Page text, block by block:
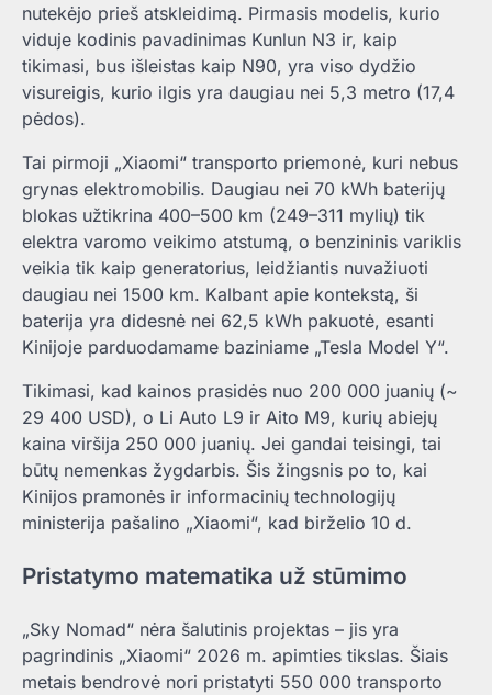
nutekėjo prieš atskleidimą. Pirmasis modelis, kurio
viduje kodinis pavadinimas Kunlun N3 ir, kaip
tikimasi, bus išleistas kaip N90, yra viso dydžio
visureigis, kurio ilgis yra daugiau nei 5,3 metro (17,4
pėdos).
Tai pirmoji „Xiaomi“ transporto priemonė, kuri nebus
grynas elektromobilis. Daugiau nei 70 kWh baterijų
blokas užtikrina 400–500 km (249–311 mylių) tik
elektra varomo veikimo atstumą, o benzininis variklis
veikia tik kaip generatorius, leidžiantis nuvažiuoti
daugiau nei 1500 km. Kalbant apie kontekstą, ši
baterija yra didesnė nei 62,5 kWh pakuotė, esanti
Kinijoje parduodamame baziniame „Tesla Model Y“.
Tikimasi, kad kainos prasidės nuo 200 000 juanių (~
29 400 USD), o Li Auto L9 ir Aito M9, kurių abiejų
kaina viršija 250 000 juanių. Jei gandai teisingi, tai
būtų nemenkas žygdarbis. Šis žingsnis po to, kai
Kinijos pramonės ir informacinių technologijų
ministerija pašalino „Xiaomi“, kad birželio 10 d.
Pristatymo matematika už stūmimo
„Sky Nomad“ nėra šalutinis projektas – jis yra
pagrindinis „Xiaomi“ 2026 m. apimties tikslas. Šiais
metais bendrovė nori pristatyti 550 000 transporto